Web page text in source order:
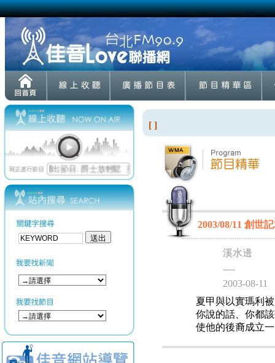
[ ]
2003/08/11 創世
溪水邊
----
2003-08-11
夏甲與以實瑪利
你說的話、你都
使他的後裔成立